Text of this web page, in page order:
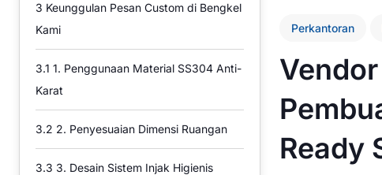
3 Keunggulan Pesan Custom di Bengkel
Kami
3.1 1. Penggunaan Material SS304 Anti-
Karat
3.2 2. Penyesuaian Dimensi Ruangan
3.3 3. Desain Sistem Injak Higienis
Perkantoran
Ready